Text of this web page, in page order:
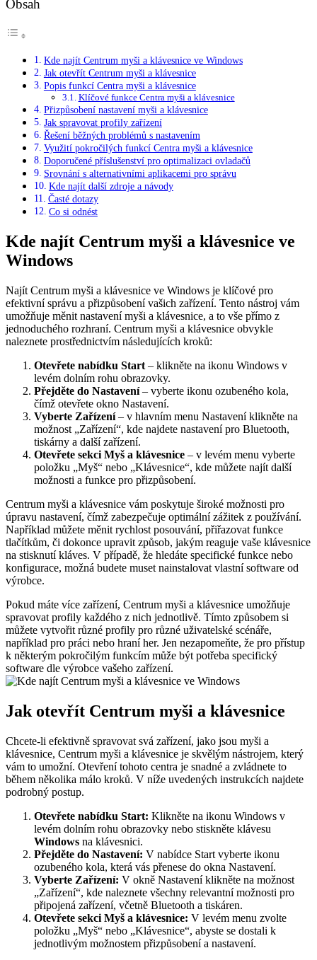
Obsah
Kde najít Centrum myši a klávesnice ve Windows
Jak otevřít Centrum myši a klávesnice
Popis funkcí Centra myši a klávesnice
Klíčové funkce Centra myši a klávesnice
Přizpůsobení nastavení myši a klávesnice
Jak spravovat profily zařízení
Řešení běžných problémů s nastavením
Využití pokročilých funkcí Centra myši a klávesnice
Doporučené příslušenství pro optimalizaci ovladačů
Srovnání s alternativními aplikacemi pro správu
Kde najít další zdroje a návody
Časté dotazy
Co si odnést
Kde najít Centrum myši a klávesnice ve
Windows
Najít Centrum myši a klávesnice ve Windows je klíčové pro
efektivní správu a přizpůsobení vašich zařízení. Tento nástroj vám
umožňuje měnit nastavení myši a klávesnice, a to vše přímo z
jednoduchého rozhraní. Centrum myši a klávesnice obvykle
naleznete prostřednictvím následujících kroků:
Otevřete nabídku Start – klikněte na ikonu Windows v
levém dolním rohu obrazovky.
Přejděte do Nastavení– vyberte ikonu ozubeného kola,
čímž otevřete okno Nastavení.
Vyberte Zařízení– v hlavním menu Nastavení klikněte na
možnost „Zařízení“, kde najdete nastavení pro Bluetooth,
tiskárny a další zařízení.
Otevřete sekci Myš a klávesnice – v levém menu vyberte
položku „Myš“ nebo „Klávesnice“, kde můžete najít další
možnosti a funkce pro přizpůsobení.
Centrum myši a klávesnice vám poskytuje široké možnosti pro
úpravu nastavení, čímž zabezpečuje optimální zážitek z používání.
Například můžete měnit rychlost posouvání, přiřazovat funkce
tlačítkům, či dokonce upravit způsob, jakým reaguje vaše klávesnice
na stisknutí kláves. V případě, že hledáte specifické funkce nebo
konfigurace, možná budete muset nainstalovat vlastní software od
výrobce.
Pokud máte více zařízení, Centrum myši a klávesnice umožňuje
spravovat profily každého z nich jednotlivě. Tímto způsobem si
můžete vytvořit různé profily pro různé uživatelské scénáře,
například pro práci nebo hraní her. Jen nezapomeňte, že pro přístup
k některým pokročilým funkcím může být potřeba specifický
software dle výrobce vašeho zařízení.
Jak otevřít Centrum myši a klávesnice
Chcete-li efektivně spravovat svá zařízení, jako jsou myši a
klávesnice, Centrum myši a klávesnice je skvělým nástrojem, který
vám to umožní. Otevření tohoto centra je snadné a zvládnete to
během několika málo kroků. V níže uvedených instrukcích najdete
podrobný postup.
Otevřete nabídku Start: Klikněte na ikonu Windows v
levém dolním rohu obrazovky nebo stiskněte klávesu
Windows na klávesnici.
Přejděte do Nastavení: V nabídce Start vyberte ikonu
ozubeného kola, která vás přenese do okna Nastavení.
Vyberte Zařízení: V okně Nastavení klikněte na možnost
„Zařízení“, kde naleznete všechny relevantní možnosti pro
připojená zařízení, včetně Bluetooth a tiskáren.
Otevřete sekci Myš a klávesnice: V levém menu zvolte
položku „Myš“ nebo „Klávesnice“, abyste se dostali k
jednotlivým možnostem přizpůsobení a nastavení.